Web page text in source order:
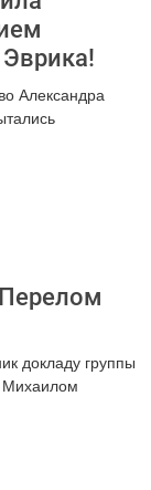
Александра
докладу группы
Михаилом